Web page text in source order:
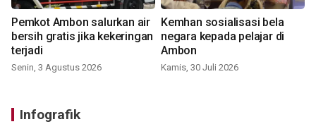
Pemkot Ambon salurkan air
bersih gratis jika kekeringan
terjadi
Senin, 3 Agustus 2026
Kemhan sosialisasi bela
negara kepada pelajar di
Ambon
Kamis, 30 Juli 2026
Infografik